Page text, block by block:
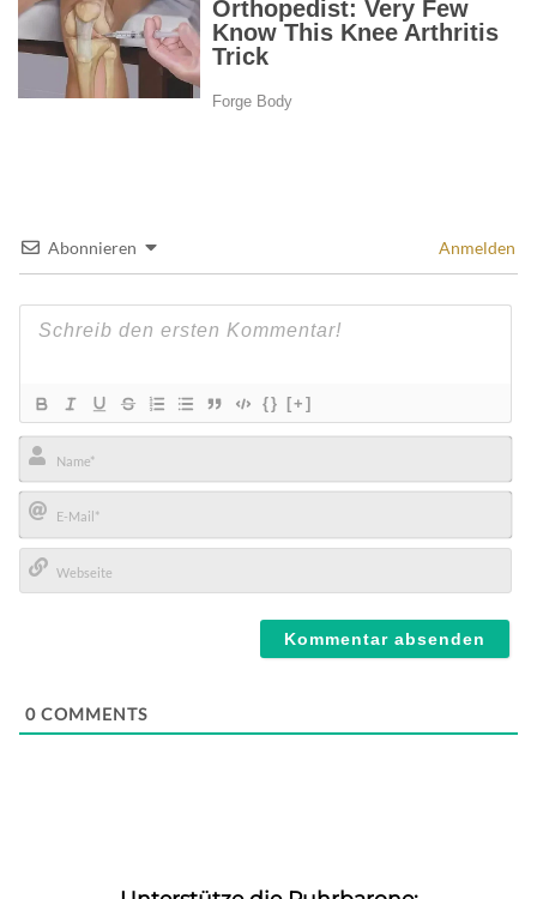
Abonnieren Anmelden
{} [+]
Name*
E-
Mail*
0 COMMENTS